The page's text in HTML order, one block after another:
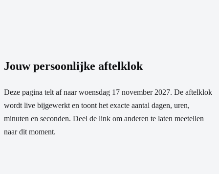
Jouw persoonlijke aftelklok
Deze pagina telt af naarwoensdag 17 november 2027. De aftelklok
wordt live bijgewerkt en toont het exacte aantal dagen, uren,
minuten en seconden. Deel de link om anderen te laten meetellen
naar dit moment.